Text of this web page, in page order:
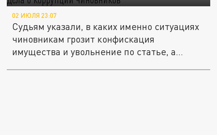
02 ИЮЛЯ 23:07
Судьям указали, в каких именно ситуациях
чиновникам грозит конфискация
имущества и увольнение по статье, а...